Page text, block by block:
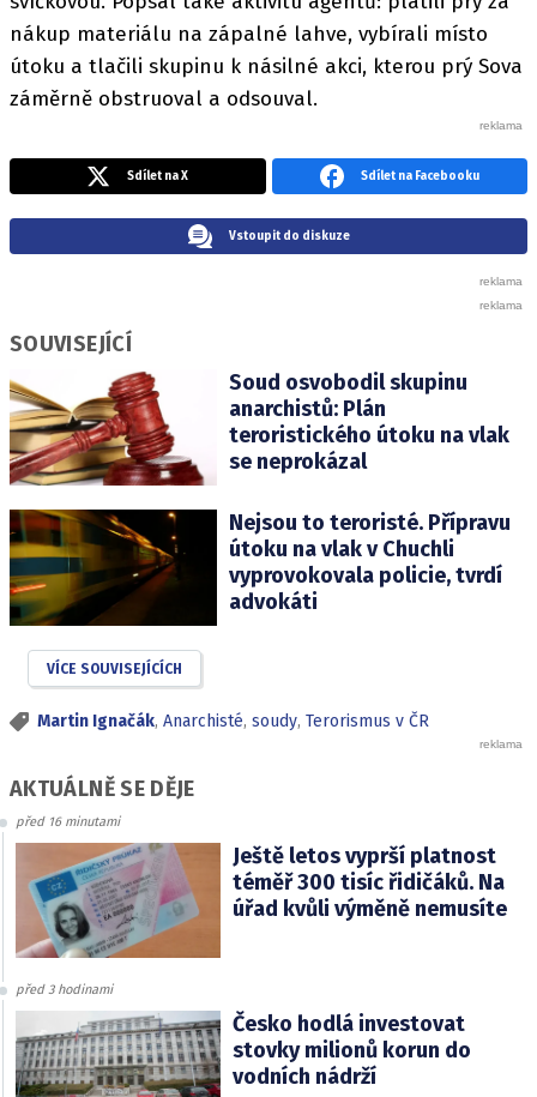
nákup materiálu na zápalné lahve, vybírali místo
útoku a tlačili skupinu k násilné akci, kterou prý Sova
záměrně obstruoval a odsouval.
Sdílet na X Sdílet na Facebooku
Vstoupit do diskuze
SOUVISEJÍCÍ
Soud osvobodil skupinu
anarchistů: Plán
teroristického útoku na vlak
se neprokázal
Nejsou to teroristé. Přípravu
útoku na vlak v Chuchli
vyprovokovala policie, tvrdí
advokáti
VÍCE SOUVISEJÍCÍCH
Martin Ignačák, Anarchisté, soudy, Terorismus v ČR
AKTUÁLNĚ SE DĚJE
před 16 minutami
Ještě letos vyprší platnost
téměř 300 tisíc řidičáků. Na
úřad kvůli výměně nemusíte
před 3 hodinami
Česko hodlá investovat
stovky milionů korun do
vodních nádrží